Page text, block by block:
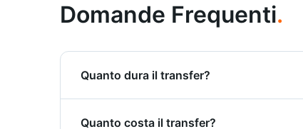
Domande Frequenti.
Quanto dura il transfer?
Quanto costa il transfer?